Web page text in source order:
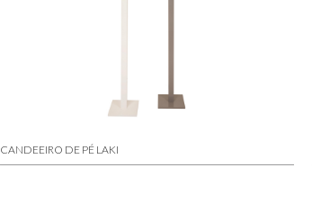
CANDEEIRO DE PÉ LAKI